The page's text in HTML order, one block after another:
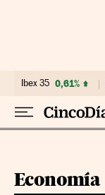
Ibex 35 0,61%
Economía